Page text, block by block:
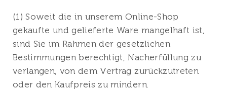
(1) Soweit die in unserem Online-Shop
gekaufte und gelieferte Ware mangelhaft ist,
sind Sie im Rahmen der gesetzlichen
Bestimmungen berechtigt, Nacherfüllung zu
verlangen, von dem Vertrag zurückzutreten
oder den Kaufpreis zu mindern.